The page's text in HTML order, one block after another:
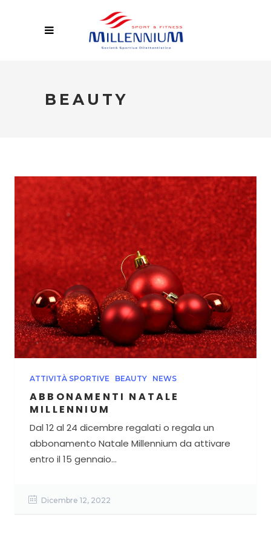
BEAUTY
ATTIVITÀ SPORTIVE BEAUTY NEWS
ABBONAMENTI NATALE
MILLENNIUM
Dal 12 al 24 dicembre regalati o regala un
abbonamento Natale Millennium da attivare
entro il 15 gennaio...
Dicembre 12, 2022